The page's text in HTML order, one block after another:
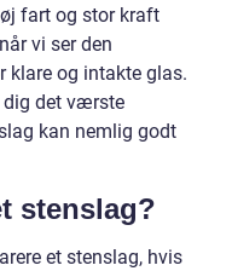
fart og stor kraft
vi ser den
klare og intakte glas.
dig det værste
kan nemlig godt
stenslag?
et stenslag, hvis